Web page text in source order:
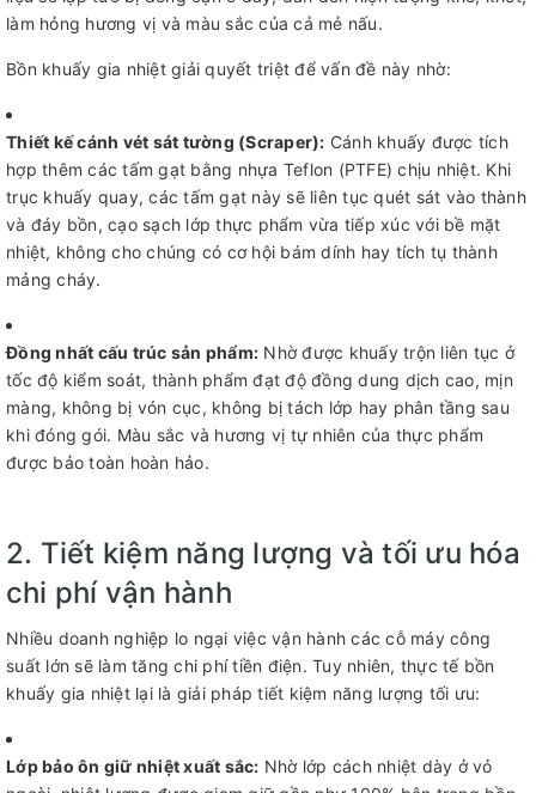
làm hỏng hương vị và màu sắc của cả mẻ nấu.
Bồn khuấy gia nhiệt giải quyết triệt để vấn đề này nhờ:
Thiết kế cánh vét sát tường (Scraper): Cánh khuấy được tích
hợp thêm các tấm gạt bằng nhựa Teflon (PTFE) chịu nhiệt. Khi
trục khuấy quay, các tấm gạt này sẽ liên tục quét sát vào thành
và đáy bồn, cạo sạch lớp thực phẩm vừa tiếp xúc với bề mặt
nhiệt, không cho chúng có cơ hội bám dính hay tích tụ thành
mảng cháy.
Đồng nhất cấu trúc sản phẩm: Nhờ được khuấy trộn liên tục ở
tốc độ kiểm soát, thành phẩm đạt độ đồng dung dịch cao, mịn
màng, không bị vón cục, không bị tách lớp hay phân tầng sau
khi đóng gói. Màu sắc và hương vị tự nhiên của thực phẩm
được bảo toàn hoàn hảo.
2. Tiết kiệm năng lượng và tối ưu hóa
chi phí vận hành
Nhiều doanh nghiệp lo ngại việc vận hành các cỗ máy công
suất lớn sẽ làm tăng chi phí tiền điện. Tuy nhiên, thực tế bồn
khuấy gia nhiệt lại là giải pháp tiết kiệm năng lượng tối ưu:
Lớp bảo ôn giữ nhiệt xuất sắc: Nhờ lớp cách nhiệt dày ở vỏ